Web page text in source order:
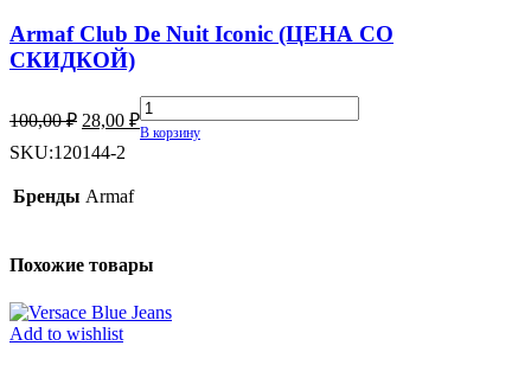
Armaf Club De Nuit Iconic (ЦЕНА СО
СКИДКОЙ)
100,00₽ Первоначальная
составляла
28,00 ₽Текущая
цена:
Armaf
Club
quantity
В корзину
SKU:120144-2
Бренды Armaf
Похожие товары
Add to wishlist